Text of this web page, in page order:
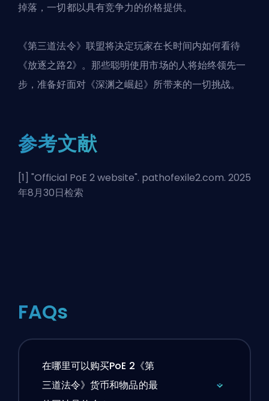
掉落，一切都以具有竞争力的价格提供。
《第三道法令》联盟将决定玩家在长时间内如何看待
《放逐之路2》。那些聪明使用市场的人将始终领先一
步，准备好面对《深渊之崛起》所带来的一切挑战。
参考文献
[1] "Official PoE 2 website". pathofexile2.com. 2025
年8月30日检索
FAQs
在哪里可以购买PoE 2《第
三道法令》货币和物品的最